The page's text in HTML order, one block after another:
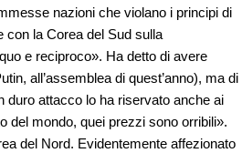
nazioni che violano i principi di
con la Corea del Sud sulla
e reciproco». Ha detto di avere
all’assemblea di quest’anno), ma di
duro attacco lo ha riservato anche ai
del mondo, quei prezzi sono orribili».
del Nord. Evidentemente affezionato